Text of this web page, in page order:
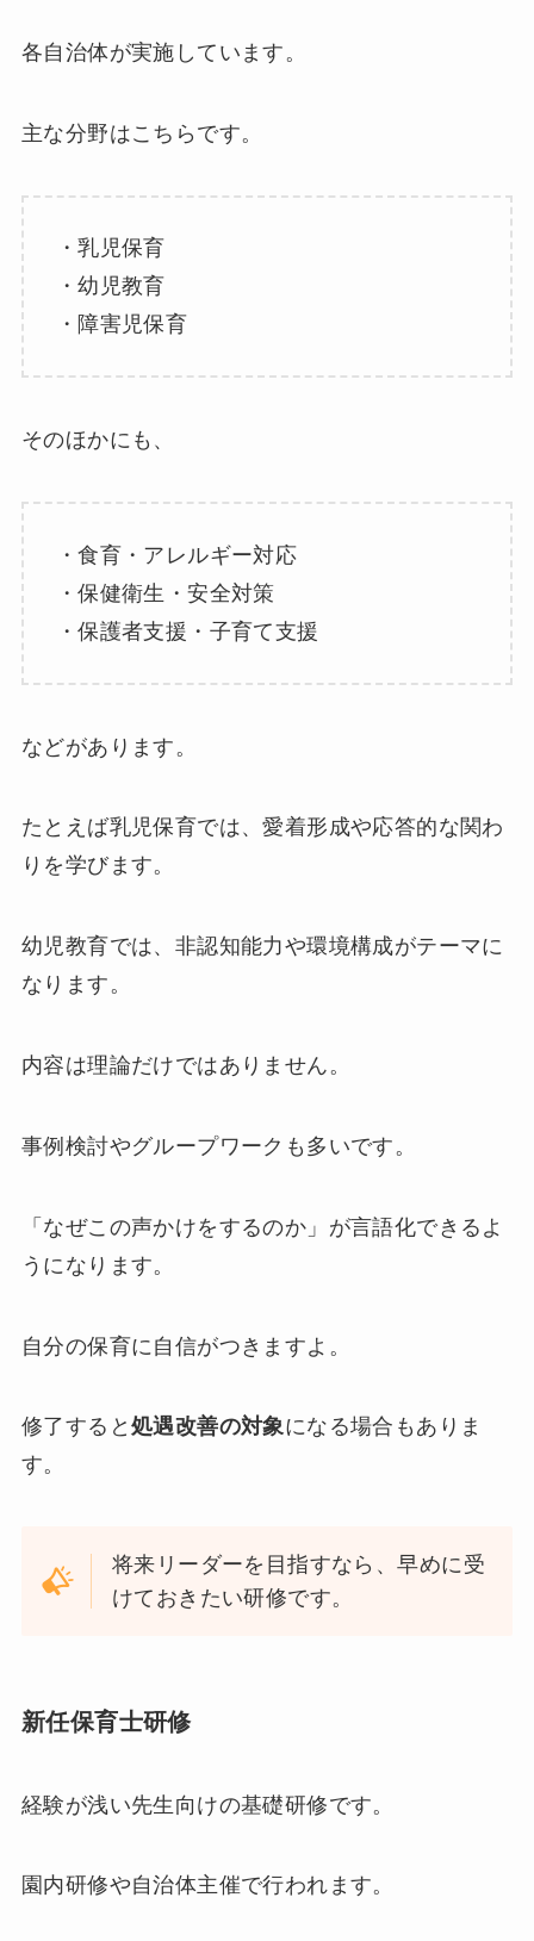
各自治体が実施しています。
主な分野はこちらです。
・乳児保育
・幼児教育
・障害児保育
そのほかにも、
・食育・アレルギー対応
・保健衛生・安全対策
・保護者支援・子育て支援
などがあります。
たとえば乳児保育では、愛着形成や応答的な関わ
りを学びます。
幼児教育では、非認知能力や環境構成がテーマに
なります。
内容は理論だけではありません。
事例検討やグループワークも多いです。
「なぜこの声かけをするのか」が言語化できるよ
うになります。
自分の保育に自信がつきますよ。
修了すると 処遇改善の対象になる場合もありま
す。
将来リーダーを目指すなら、早めに受
けておきたい研修です。
新任保育士研修
経験が浅い先生向けの基礎研修です。
園内研修や自治体主催で行われます。